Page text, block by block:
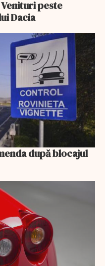
peste
Dacia
după blocajul